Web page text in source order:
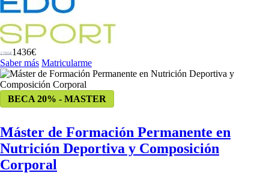
1795€1436€
Saber más Matricularme
BECA 20% - MASTER
Máster de Formación Permanente en
Nutrición Deportiva y Composición
Corporal